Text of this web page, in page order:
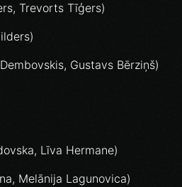
Trevorts Tīģers)
Gustavs Bērziņš)
Līva Hermane)
Melānija Lagunovica)